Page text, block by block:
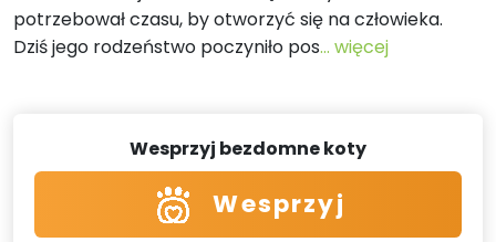
potrzebował czasu, by otworzyć się na człowieka.
Dziś jego rodzeństwo poczyniło pos... więcej
Wesprzyj bezdomne koty
Wesprzyj